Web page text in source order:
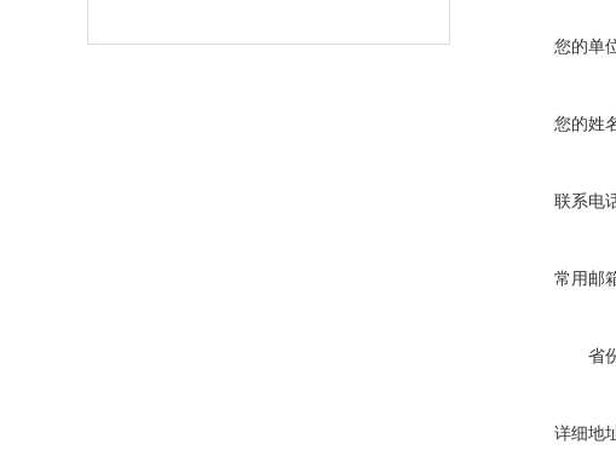
您的单
您的姓
联系电
常用邮
省
详细地